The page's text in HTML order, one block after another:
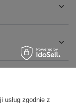
usług zgodnie z